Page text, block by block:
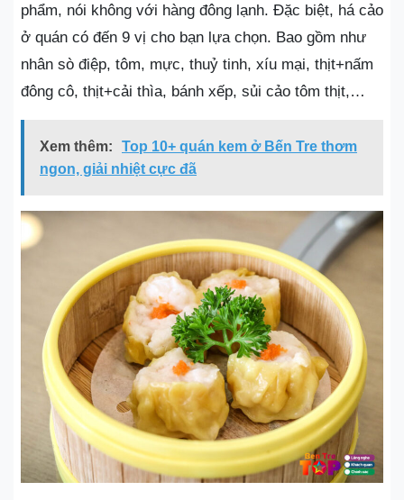
phẩm, nói không với hàng đông lạnh. Đặc biệt, há cảo
ở quán có đến 9 vị cho bạn lựa chọn. Bao gồm như
nhân sò điệp, tôm, mực, thuỷ tinh, xíu mại, thịt+nấm
đông cô, thịt+cải thìa, bánh xếp, sủi cảo tôm thịt,…
Xem thêm:
Top 10+ quán kem ở Bến Tre thơm
ngon, giải nhiệt cực đã